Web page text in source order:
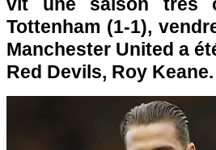
Tottenham (1-1),
Manchester United a
Red Devils, Roy Keane.